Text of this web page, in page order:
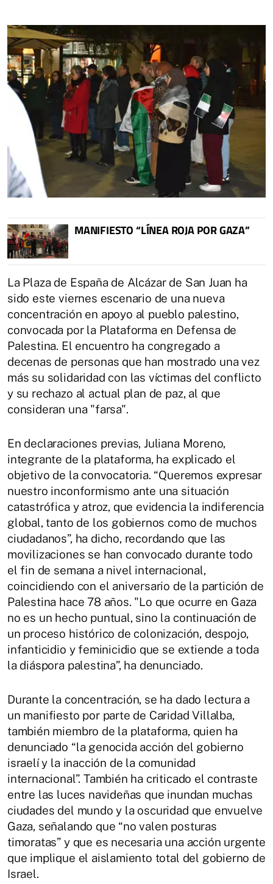
MANIFIESTO “LÍNEA ROJA POR GAZA”
La Plaza de España de Alcázar de San Juan ha
sido este viernes escenario de una nueva
concentración en apoyo al pueblo palestino,
convocada por la Plataforma en Defensa de
Palestina. El encuentro ha congregado a
decenas de personas que han mostrado una vez
más su solidaridad con las víctimas del conflicto
y su rechazo al actual plan de paz, al que
consideran una "farsa".
En declaraciones previas, Juliana Moreno,
integrante de la plataforma, ha explicado el
objetivo de la convocatoria. “Queremos expresar
nuestro inconformismo ante una situación
catastrófica y atroz, que evidencia la indiferencia
global, tanto de los gobiernos como de muchos
ciudadanos”, ha dicho, recordando que las
movilizaciones se han convocado durante todo
el fin de semana a nivel internacional,
coincidiendo con el aniversario de la partición de
Palestina hace 78 años. "Lo que ocurre en Gaza
no es un hecho puntual, sino la continuación de
un proceso histórico de colonización, despojo,
infanticidio y feminicidio que se extiende a toda
la diáspora palestina”, ha denunciado.
Durante la concentración, se ha dado lectura a
un manifiesto por parte de Caridad Villalba,
también miembro de la plataforma, quien ha
denunciado “la genocida acción del gobierno
israelí y la inacción de la comunidad
internacional”. También ha criticado el contraste
entre las luces navideñas que inundan muchas
ciudades del mundo y la oscuridad que envuelve
Gaza, señalando que “no valen posturas
timoratas” y que es necesaria una acción urgente
que implique el aislamiento total del gobierno de
Israel.